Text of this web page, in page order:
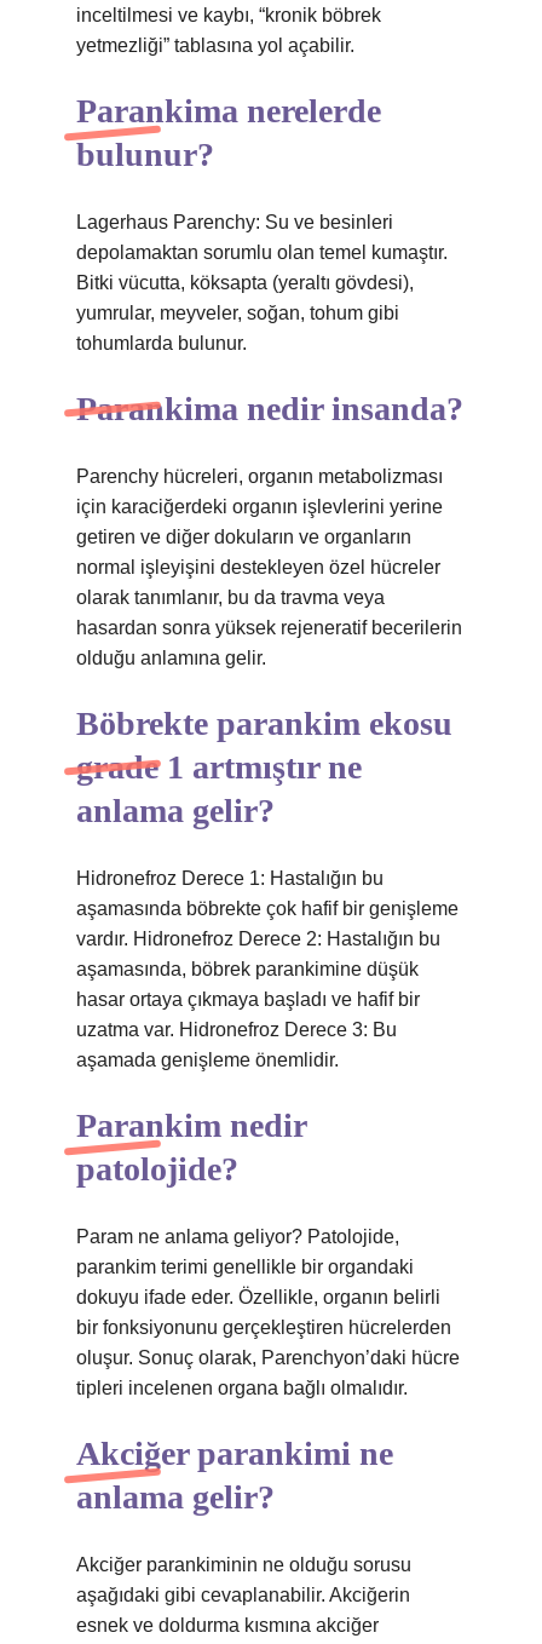
inceltilmesi ve kaybı, “kronik böbrek
yetmezliği” tablasına yol açabilir.
Parankima nerelerde
bulunur?
Lagerhaus Parenchy: Su ve besinleri
depolamaktan sorumlu olan temel kumaştır.
Bitki vücutta, köksapta (yeraltı gövdesi),
yumrular, meyveler, soğan, tohum gibi
tohumlarda bulunur.
Parankima nedir insanda?
Parenchy hücreleri, organın metabolizması
için karaciğerdeki organın işlevlerini yerine
getiren ve diğer dokuların ve organların
normal işleyişini destekleyen özel hücreler
olarak tanımlanır, bu da travma veya
hasardan sonra yüksek rejeneratif becerilerin
olduğu anlamına gelir.
Böbrekte parankim ekosu
grade 1 artmıştır ne
anlama gelir?
Hidronefroz Derece 1: Hastalığın bu
aşamasında böbrekte çok hafif bir genişleme
vardır. Hidronefroz Derece 2: Hastalığın bu
aşamasında, böbrek parankimine düşük
hasar ortaya çıkmaya başladı ve hafif bir
uzatma var. Hidronefroz Derece 3: Bu
aşamada genişleme önemlidir.
Parankim nedir
patolojide?
Param ne anlama geliyor? Patolojide,
parankim terimi genellikle bir organdaki
dokuyu ifade eder. Özellikle, organın belirli
bir fonksiyonunu gerçekleştiren hücrelerden
oluşur. Sonuç olarak, Parenchyon’daki hücre
tipleri incelenen organa bağlı olmalıdır.
Akciğer parankimi ne
anlama gelir?
Akciğer parankiminin ne olduğu sorusu
aşağıdaki gibi cevaplanabilir. Akciğerin
esnek ve doldurma kısmına akciğer